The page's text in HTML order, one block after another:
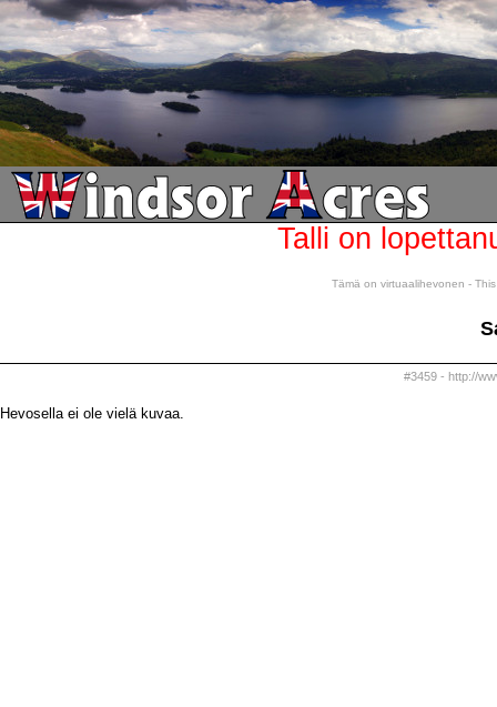
Talli on
Tämä on virtuaalihevonen -
#3459 - http://
Hevosella ei ole vielä kuvaa.